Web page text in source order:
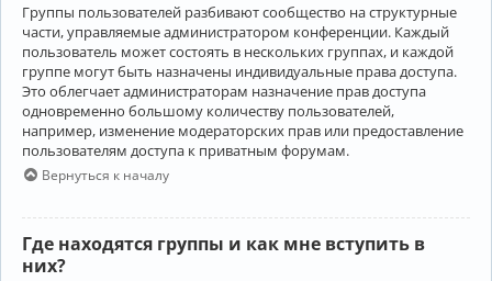
Группы пользователей разбивают сообщество на структурные
части, управляемые администратором конференции. Каждый
пользователь может состоять в нескольких группах, и каждой
группе могут быть назначены индивидуальные права доступа.
Это облегчает администраторам назначение прав доступа
одновременно большому количеству пользователей,
например, изменение модераторских прав или предоставление
пользователям доступа к приватным форумам.
Вернуться к началу
Где находятся группы и как мне вступить в
них?